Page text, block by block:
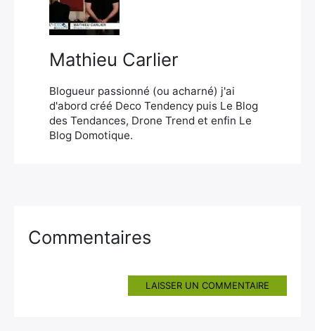
Mathieu Carlier
Blogueur passionné (ou acharné) j'ai
d'abord créé Deco Tendency puis Le Blog
des Tendances, Drone Trend et enfin Le
Blog Domotique.
Commentaires
LAISSER UN COMMENTAIRE